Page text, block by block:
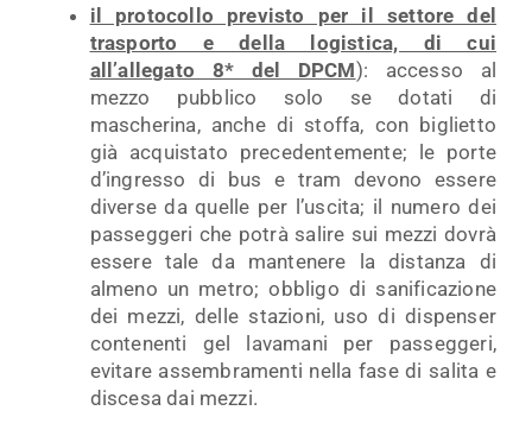
il protocollo previsto per il settore del
trasporto e della logistica, di cui
all’allegato 8* del DPCM): accesso al
mezzo pubblico solo se dotati di
mascherina, anche di stoffa, con biglietto
già acquistato precedentemente; le porte
d’ingresso di bus e tram devono essere
diverse da quelle per l’uscita; il numero dei
passeggeri che potrà salire sui mezzi dovrà
essere tale da mantenere la distanza di
almeno un metro; obbligo di sanificazione
dei mezzi, delle stazioni, uso di dispenser
contenenti gel lavamani per passeggeri,
evitare assembramenti nella fase di salita e
discesa dai mezzi.